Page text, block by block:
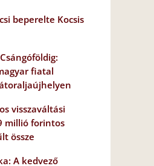
beperelte Kocsis
fiatal
visszaváltási
millió forintos
össze
A kedvező